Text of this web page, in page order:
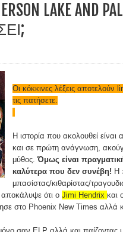
LAKE AND
Οι κόκκινες λέξεις αποτελούν
τις πατήσετε.
Η ιστορία που ακολουθεί
και σε πρώτη ανάγνωση,
μύθος.Όμως είναι
καλύτερα που δεν συνέβη! Η
μπασίστας/κιθαρίστας/
ότι ο Jimi Hendrix και
στο Phoenix New Times αλλά